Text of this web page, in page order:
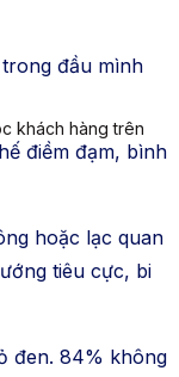
khách hàng trên
đầu mình
điềm đạm, bình
hoặc lạc quan
tiêu cực, bi
đen. 84% không